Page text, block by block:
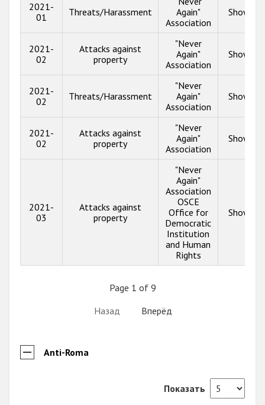
2021-
01
Threats/Harassment
Again"
Association
Show
2021-
02
Attacks against
property
"Never
Again"
Association
Show
2021-
02
Threats/Harassment
"Never
Again"
Association
Show
2021-
02
Attacks against
property
"Never
Again"
Association
Show
2021-
03
Attacks against
property
"Never
Again"
Association
OSCE
Office for
Democratic
Institution
and Human
Rights
Show
Page 1 of 9
Назад
Вперёд
Anti-Roma
Показать